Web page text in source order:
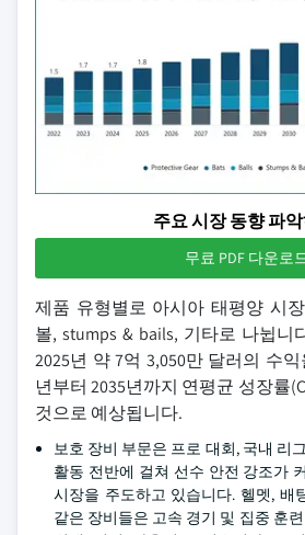
주요 시장 동향 파
무료 PDF 다운로
제품 유형별로 아시아 태평양 시
볼, stumps & bails, 기타로 나뉩니
2025년 약 7억 3,050만 달러의 수
년부터 2035년까지 연평균 성장률
것으로 예상됩니다.
보호 장비 부문은 프로 대회, 국내 리
활동 전반에 걸쳐 선수 안전 강조가
시장을 주도하고 있습니다. 헬멧, 배
같은 장비들은 고속 경기 및 집중 훈